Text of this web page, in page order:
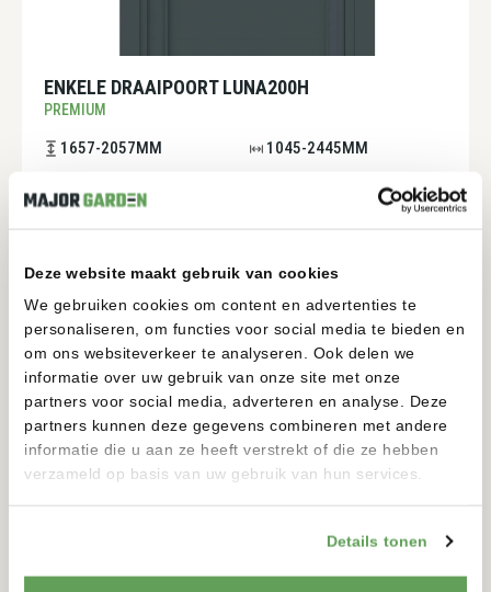
Deze website maakt gebruik van cookies
We gebruiken cookies om content en advertenties te
personaliseren, om functies voor social media te bieden en
om ons websiteverkeer te analyseren. Ook delen we
informatie over uw gebruik van onze site met onze
partners voor social media, adverteren en analyse. Deze
partners kunnen deze gegevens combineren met andere
informatie die u aan ze heeft verstrekt of die ze hebben
verzameld op basis van uw gebruik van hun services.
Details tonen
ENKELE DRAAIPOORT LUNA200H
PREMIUM
1657-2057MM 1045-2445MM